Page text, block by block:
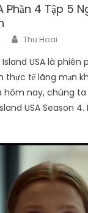
Phần 4 Tập 5
Author
Thu Hoai
USA là phiên
thực tế lãng mạn
hôm nay, chúng
USA Season